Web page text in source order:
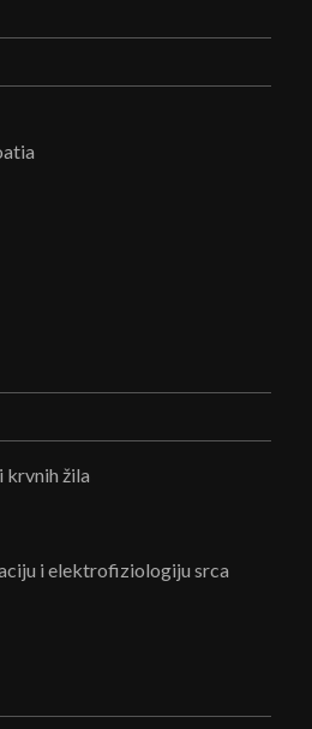
krvnih žila
i elektrofiziologiju srca